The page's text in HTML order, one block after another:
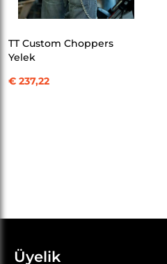
TT Custom Choppers
Yelek
€ 237,22
Üyelik